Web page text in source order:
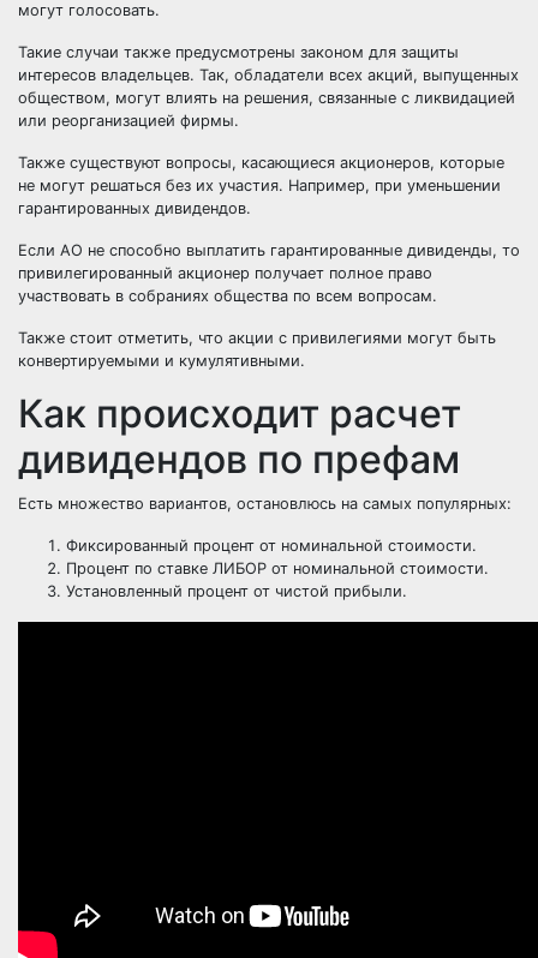
могут голосовать.
Такие случаи также предусмотрены законом для защиты
интересов владельцев. Так, обладатели всех акций, выпущенных
обществом, могут влиять на решения, связанные с ликвидацией
или реорганизацией фирмы.
Также существуют вопросы, касающиеся акционеров, которые
не могут решаться без их участия. Например, при уменьшении
гарантированных дивидендов.
Если АО не способно выплатить гарантированные дивиденды, то
привилегированный акционер получает полное право
участвовать в собраниях общества по всем вопросам.
Также стоит отметить, что акции с привилегиями могут быть
конвертируемыми и кумулятивными.
Как происходит расчет
дивидендов по префам
Есть множество вариантов, остановлюсь на самых популярных:
Фиксированный процент от номинальной стоимости.
Процент по ставке ЛИБОР от номинальной стоимости.
Установленный процент от чистой прибыли.